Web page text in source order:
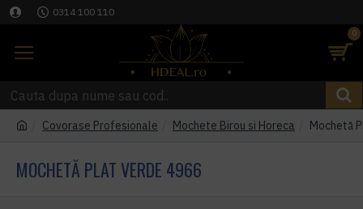
0314 100 110
0
Covorase Profesionale Mochete Birou si Horeca Mochetă
MOCHETĂ PLAT VERDE 4966